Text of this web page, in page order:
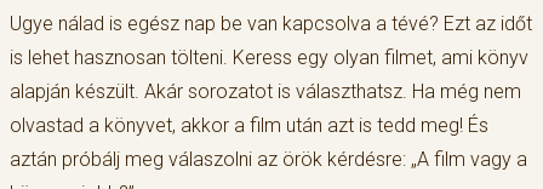
Ugye nálad is egész nap be van kapcsolva a tévé? Ezt az időt
is lehet hasznosan tölteni. Keress egy olyan filmet, ami könyv
alapján készült. Akár sorozatot is választhatsz. Ha még nem
olvastad a könyvet, akkor a film után azt is tedd meg! És
aztán próbálj meg válaszolni az örök kérdésre: „A film vagy a